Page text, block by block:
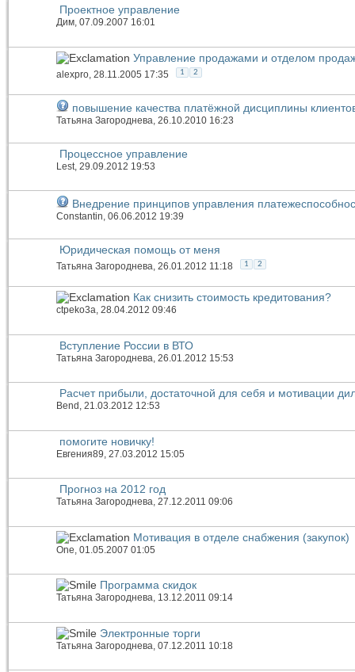
Проектное управление
Дим, 07.09.2007 16:01
Управление продажами и отделом
alexpro, 28.11.2005 17:35 1 2
повышение качества платёжной дисциплины
Татьяна Загороднева, 26.10.2010 16:23
Процессное управление
Lest, 29.09.2012 19:53
Внедрение принципов управления
Constantin, 06.06.2012 19:39
Юридическая помощь от меня
Татьяна Загороднева, 26.01.2012 11:18 1 2
Как снизить стоимость кредитования?
ctpeko3a, 28.04.2012 09:46
Вступление России в ВТО
Татьяна Загороднева , 26.01.2012 15:53
Расчет прибыли, достаточной для себя и мотивации
Bend , 21.03.2012 12:53
помогите новичку!
Евгения89 , 27.03.2012 15:05
Прогноз на 2012 год
Татьяна Загороднева, 27.12.2011 09:06
Мотивация в отделе снабжения (закупок)
One , 01.05.2007 01:05
Программа скидок
Татьяна Загороднева, 13.12.2011 09:14
Электронные торги
Татьяна Загороднева , 07.12.2011 10:18